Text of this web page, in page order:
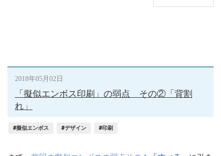
2018年05月02日
「擬似エンボス印刷」の弱点 その②「背割
れ」
#擬似エンボス #デザイン #印刷